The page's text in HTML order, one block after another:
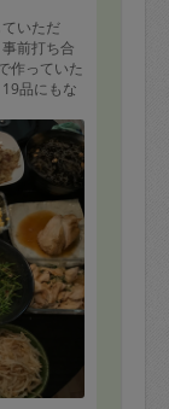
いただ
前打ち合
作っていた
品にもな
要望に対
洗いや片
家にとっ
要だったの
でお願い